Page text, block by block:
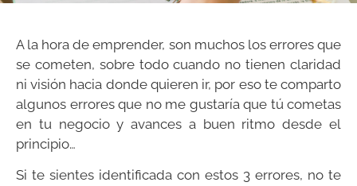
A la hora de emprender, son muchos los errores que
se cometen, sobre todo cuando no tienen claridad
ni visión hacia donde quieren ir, por eso te comparto
algunos errores que no me gustaría que tú cometas
en tu negocio y avances a buen ritmo desde el
principio…
Si te sientes identificada con estos 3 errores, no te